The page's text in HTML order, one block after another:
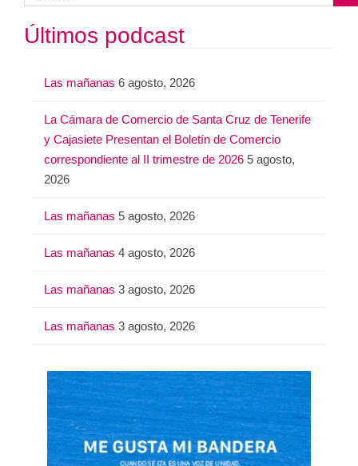
u
sÚltimos podcast
Las mañanas 6 agosto, 2026
La Cámara de Comercio de Santa Cruz de Tenerife
y Cajasiete Presentan el Boletín de Comercio
correspondiente al II trimestre de 2026 5 agosto,
2026
Las mañanas 5 agosto, 2026
Las mañanas 4 agosto, 2026
Las mañanas 3 agosto, 2026
Las mañanas 3 agosto, 2026